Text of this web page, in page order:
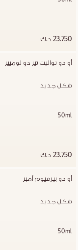
23.750 د.ك
أو دو تواليت تير دو لوميير
شكل جديد
50ml
23.750 د.ك
أو دو بيرفيوم آمبر
شكل جديد
50ml